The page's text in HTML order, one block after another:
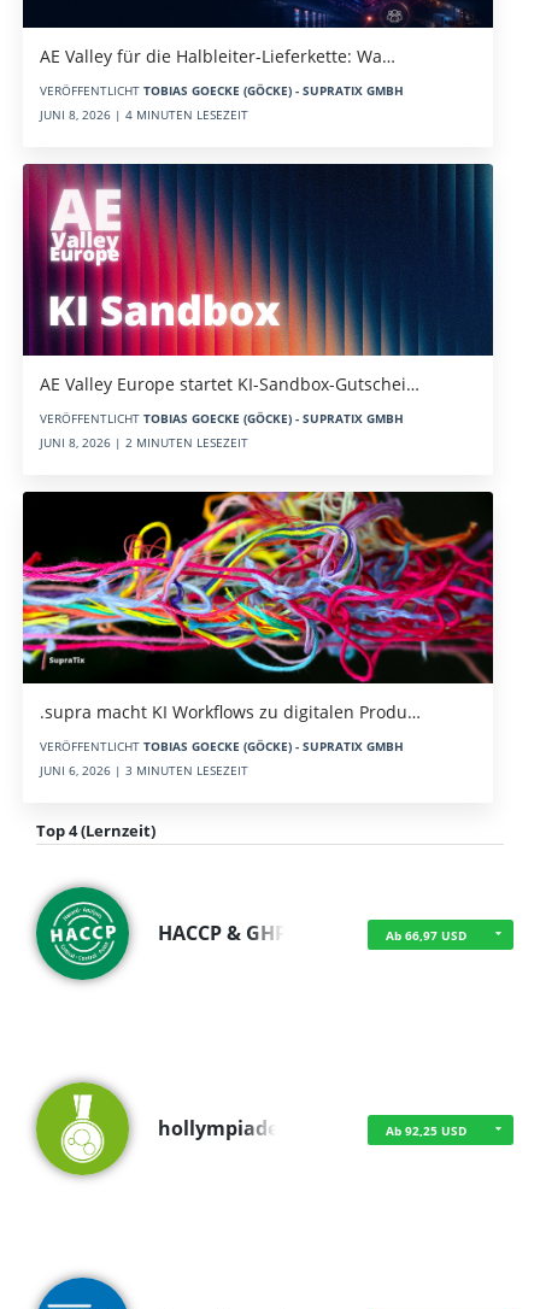
AE Valley für die Halbleiter-Lieferkette: Wa…
VERÖFFENTLICHT TOBIAS GOECKE (GÖCKE) - SUPRATIX GMBH
JUNI 8, 2026 | 4 MINUTEN LESEZEIT
AE Valley Europe startet KI-Sandbox-Gutschei…
VERÖFFENTLICHT TOBIAS GOECKE (GÖCKE) - SUPRATIX GMBH
JUNI 8, 2026 | 2 MINUTEN LESEZEIT
.supra macht KI Workflows zu digitalen Produ…
VERÖFFENTLICHT TOBIAS GOECKE (GÖCKE) - SUPRATIX GMBH
JUNI 6, 2026 | 3 MINUTEN LESEZEIT
Top 4 (Lernzeit)
HACCP & GHP Ab 66,97 USD
hollympiade Ab 92,25 USD